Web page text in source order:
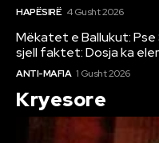
HAPËSIRË 4 Gusht 2026
Mëkatet e Ballukut: Pse
sjell faktet: Dosja ka
ANTI-MAFIA 1 Gusht 2026
Kryesore